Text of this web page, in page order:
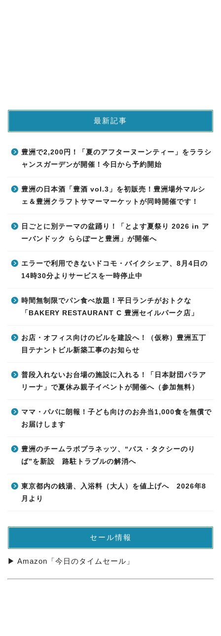
最新記事
豊洲で2,200円！「夏のアフターヌーンティー」をララシ
ャンスガーデンが開催！今日から予約開始
豊洲の日本酒「豊酒 vol.3」を初販売！豊洲場外マルシ
ェ＆豊洲クラフトサマーマーケットが同時開催です！
日ごとに別テーマの盆踊り！「とよす夏祭り 2026 in ア
ーバンドック ららぽーと豊洲」が開催へ
エラーで利用できないドコモ・バイクシェア、8月4日の
14時30分よりサービスを一時停止中
時間無制限でパン食べ放題！平日ランチがおトクな
「BAKERY RESTAURANT C 豊洲セイルパーク店」
お店・オフィス向けのビルを建設へ！（仮称）豊洲五丁
目テナントビル新築工事のお知らせ
普段入れないお台場の施設に入れる！「日本財団パラア
リーナ」で夏休み親子イベントが開催へ（参加無料）
ママ・パパに朗報！子ども向けのお弁当1,000食を無償で
お届けします
豊洲のチームラボプラネッツ、“バス・タクシーのり
ば”を新設 路駐トラブルの解消へ
東京都内の銭湯、入浴料（大人）を値上げへ 2026年8
月より
セール情報
▶ Amazon「今日のタイムセール」